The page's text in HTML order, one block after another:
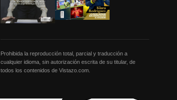
Prohibida la reproducción total, parcial y traducción a
cualquier idioma, sin autorización escrita de su titular, de
todos los contenidos de Vistazo.com.